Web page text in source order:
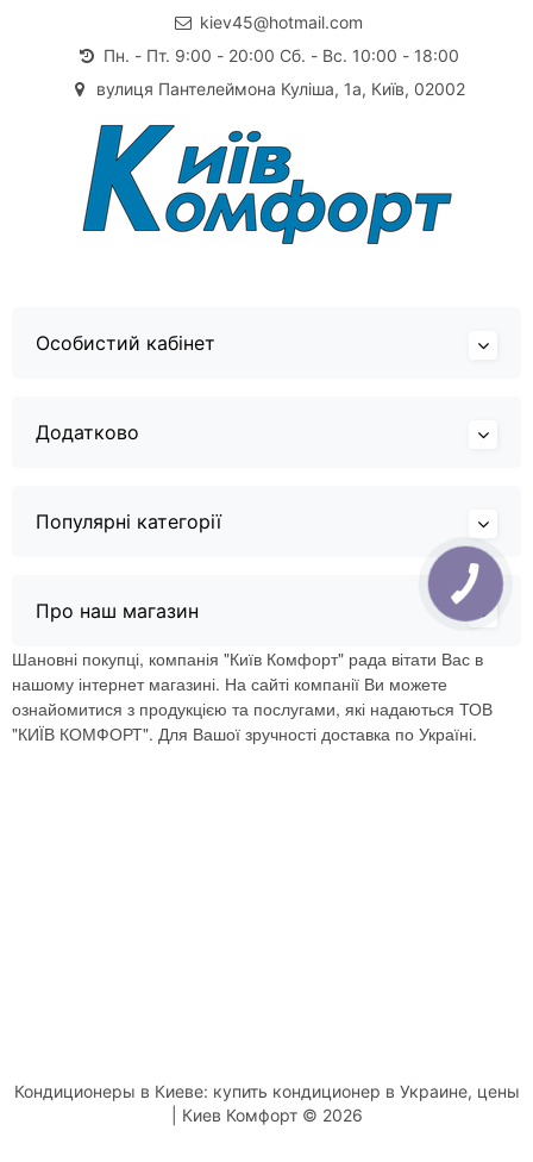
kiev45@hotmail.com
Пн. - Пт. 9:00 - 20:00 Сб. - Вс. 10:00 - 18:00
вулиця Пантелеймона Куліша, 1а, Київ, 02002
Особистий кабінет
Додатково
Популярні категорії
Про наш магазин
Шановні покупці, компанія "Київ Комфорт" рада вітати Вас в
нашому інтернет магазині. На сайті компанії Ви можете
ознайомитися з продукцією та послугами, які надаються ТОВ
"КИЇВ КОМФОРТ". Для Вашої зручності доставка по Україні.
Кондиционеры в Киеве: купить кондиционер в Украине, цены
| Киев Комфорт © 2026